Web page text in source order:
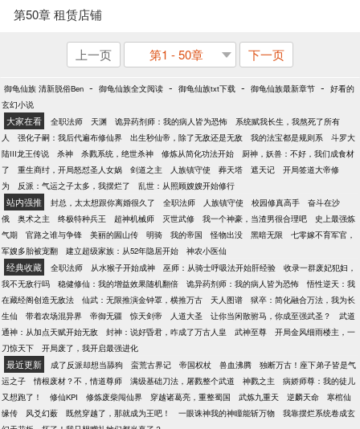
第50章 租赁店铺
上一页 第1 - 50章 下一页
御龟仙族 清新脱俗Ben - 御龟仙族全文阅读 - 御龟仙族txt下载 - 御龟仙族最新章节 - 好看的
玄幻小说
大家在看 全职法师 天渊 诡异药剂师：我的病人皆为恐怖
系统赋我长生，我熬死了所有
人
强化子嗣：我后代遍布修仙界 出生秒仙帝，除了无敌还是无敌 我的法宝都是规则系
斗罗大
陆III龙王传说
杀神 杀戮系统，绝世杀神 修炼从简化功法开始
厨神，妖兽：不好，我们成食材
了
重生商纣，开局怒怼圣人女娲 剑道之主 人族镇守使 葬天塔 遮天记
开局签道大帝修
为
反派：气运之子太多，我摆烂了 乱世：从照顾嫂嫂开始修行
站内强推 封总，太太想跟你离婚很久了 全职法师 人族镇守使 校园修真高手
奋斗在沙
俄
奥术之主 终极特种兵王 超神机械师 灭世武修 我一个神豪，当渣男很合理吧
史上最强炼
气期
官路之谁与争锋 美丽的圌山传 明骑 我的帝国 怪物出没 黑暗无限
七零嫁不育军官，
军嫂多胎被宠翻
建立超级家族：从52年隐居开始 神农小医仙
经典收藏 全职法师 从水猴子开始成神 巫师：从骑士呼吸法开始肝经验
收录一群废妃犯妇，
我不无敌行吗
稳健修仙：我的增益效果随机翻倍 诡异药剂师：我的病人皆为恐怖
悟性逆天：我
在藏经阁创造无敌法
仙武：无限推演金钟罩，横推万古 天人图谱
狱卒：简化融合万法，我为长
生仙
带着农场混异界 帝御无疆 惊天剑帝 人道大圣 让你当闲散驸马，你成至强武圣？
武道
通神：从加点天赋开始无敌
封神：说好昏君，咋成了万古人皇 武神至尊
开局金风细雨楼主，一
刀惊天下
开局废了，我开启最强进化
最近更新 成了反派却想当舔狗 蛮荒古界记 帝国权杖 兽血沸腾
独断万古！座下弟子皆是气
运之子
情根废材？不，情道尊师 满级基础刀法，屠戮整个武道 神戮之主
病娇师尊：我的徒儿
又想跑了！
修仙KPI 修炼废柴闯仙界 穿越诸葛亮，重整蜀国 武炼九重天 逆麟天命
寒棺仙
缘传
风爻幻薮 既然穿越了，那就成为王吧！ 一眼诛神我的神瞳能斩万物
我靠摆烂系统卷成玄